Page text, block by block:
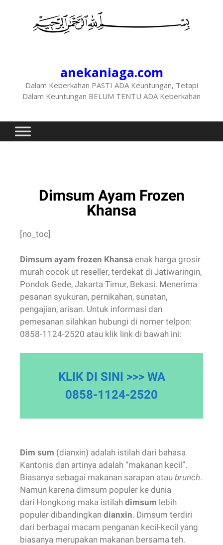
anekaniaga.com
Dalam Keberkahan PASTI ADA Keuntungan, Tetapi
Dalam Keuntungan BELUM TENTU ADA Keberkahan
Dimsum Ayam Frozen
Khansa
[no_toc]
Dimsum ayam frozen Khansa enak harga grosir
murah cocok ut reseller, terdekat di Jatiwaringin,
Pondok Gede, Jakarta Timur, Bekasi. Menerima
pesanan syukuran, pernikahan, sunatan,
pengajian, arisan. Untuk informasi dan
pemesanan silahkan hubungi di nomer telpon:
0858-1124-2520 atau klik link di bawah ini:
KLIK DI SINI >>> WA
0858-1124-2520
Dim sum (dianxin) adalah istilah dari bahasa
Kantonis dan artinya adalah “makanan kecil”.
Biasanya sebagai makanan sarapan atau brunch.
Namun karena dimsum populer ke dunia
dari Hongkong maka istilah dimsum lebih
populer dibandingkan dianxin. Dimsum terdiri
dari berbagai macam penganan kecil-kecil yang
biasanya merupakan makanan bersama teh.